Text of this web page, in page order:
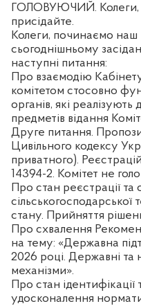
ГОЛОВУЮЧИЙ. Колеги,
присідайте.
Колеги, починаємо наш
сьогоднішньому
наступні питання:
Про взаємодію
комітетом стосовно
органів, які
предметів відання
Друге питання.
Цивільного кодексу
приватного).
14394-2. Комітет не
Про стан реєстрації та
сільськогосподарської
стану. Прийняття
Про схвалення
на тему: «Державна
2026 році. Державні та
механізми».
Про стан ідентифікації
удосконалення